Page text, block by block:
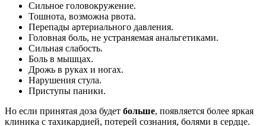
Сильное головокружение.
Тошнота, возможна рвота.
Перепады артериального давления.
Головная боль, не устраняемая анальгетиками.
Сильная слабость.
Боль в мышцах.
Дрожь в руках и ногах.
Нарушения стула.
Приступы паники.
Но если принятая доза будет больше, появляется более яркая
клиника с тахикардией, потерей сознания, болями в сердце.